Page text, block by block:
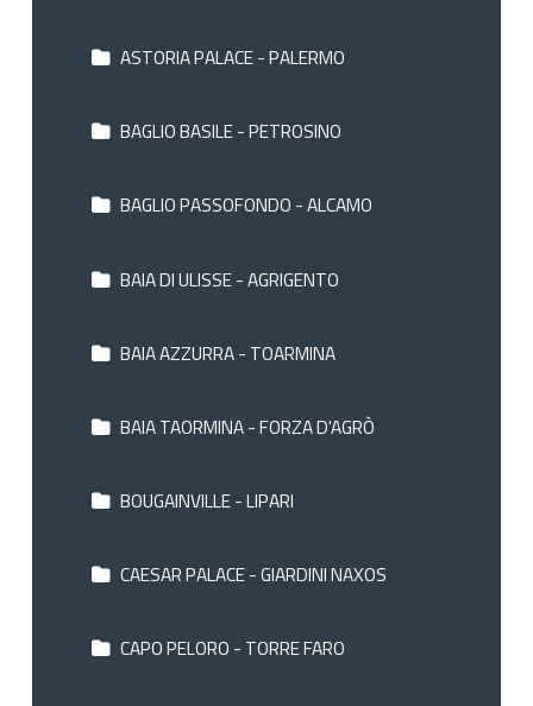
ASTORIA PALACE - PALERMO
BAGLIO BASILE - PETROSINO
BAGLIO PASSOFONDO - ALCAMO
BAIA DI ULISSE - AGRIGENTO
BAIA AZZURRA - TOARMINA
BAIA TAORMINA - FORZA D'AGRÒ
BOUGAINVILLE - LIPARI
CAESAR PALACE - GIARDINI NAXOS
CAPO PELORO - TORRE FARO